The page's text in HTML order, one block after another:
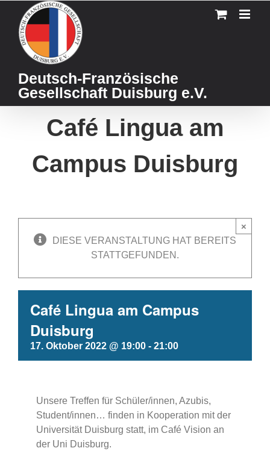
content
Deutsch-Französische
Gesellschaft Duisburg e.V.
Café Lingua am
Campus Duisburg
DIESE VERANSTALTUNG HAT BEREITS
STATTGEFUNDEN.
×
Café Lingua am Campus
Duisburg
17. Oktober 2022 @ 19:00 - 21:00
Unsere Treffen für Schüler/innen, Azubis,
Student/innen… finden in Kooperation mit der
Universität Duisburg statt, im Café Vision an
der Uni Duisburg.